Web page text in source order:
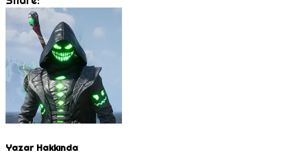
Yazar Hakkında